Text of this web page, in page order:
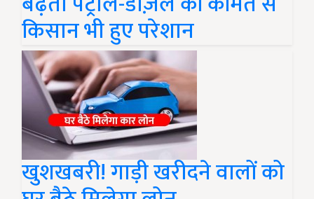
किसान भी हुए परेशान
खुशखबरी! गाड़ी खरीदने वालों को